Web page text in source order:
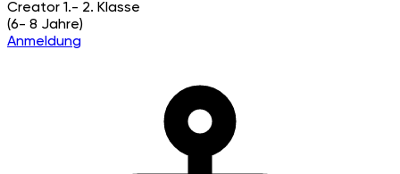
Creator 1.- 2. Klasse
(6- 8 Jahre)
Anmeldung